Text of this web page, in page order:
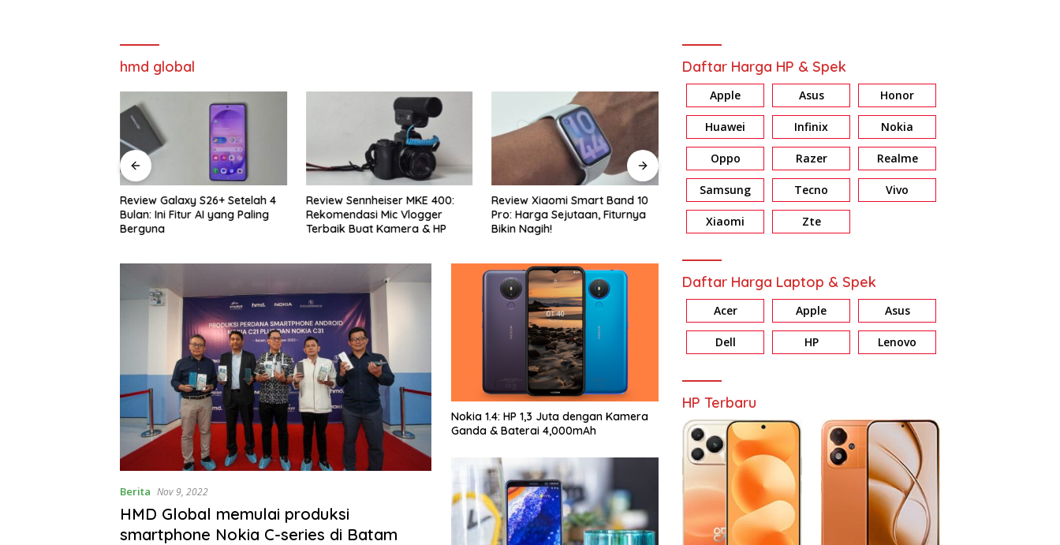
hmd global
Review Galaxy S26+ Setelah 4
Bulan: Ini Fitur AI yang Paling
Berguna
Review Sennheiser MKE 400:
Rekomendasi Mic Vlogger
Terbaik Buat Kamera & HP
Review Xiaomi Smart Band 10
Pro: Harga Sejutaan, Fiturnya
Bikin Nagih!
Review HONOR X7d: Baterai &
Memori Jumbo, Harga Masuk
Review Galaxy A37 5G:
Berita Nov 9, 2022
HMD Global memulai produksi
smartphone Nokia C-series di Batam
Nokia 1.4: HP 1,3 Juta dengan Kamera
Ganda & Baterai 4,000mAh
Daftar Harga HP & Spek
Apple Asus Honor
Huawei Infinix Nokia
Oppo Razer Realme
Samsung Tecno Vivo
Xiaomi Zte
Daftar Harga Laptop & Spek
Acer Apple Asus
Dell HP Lenovo
HP Terbaru